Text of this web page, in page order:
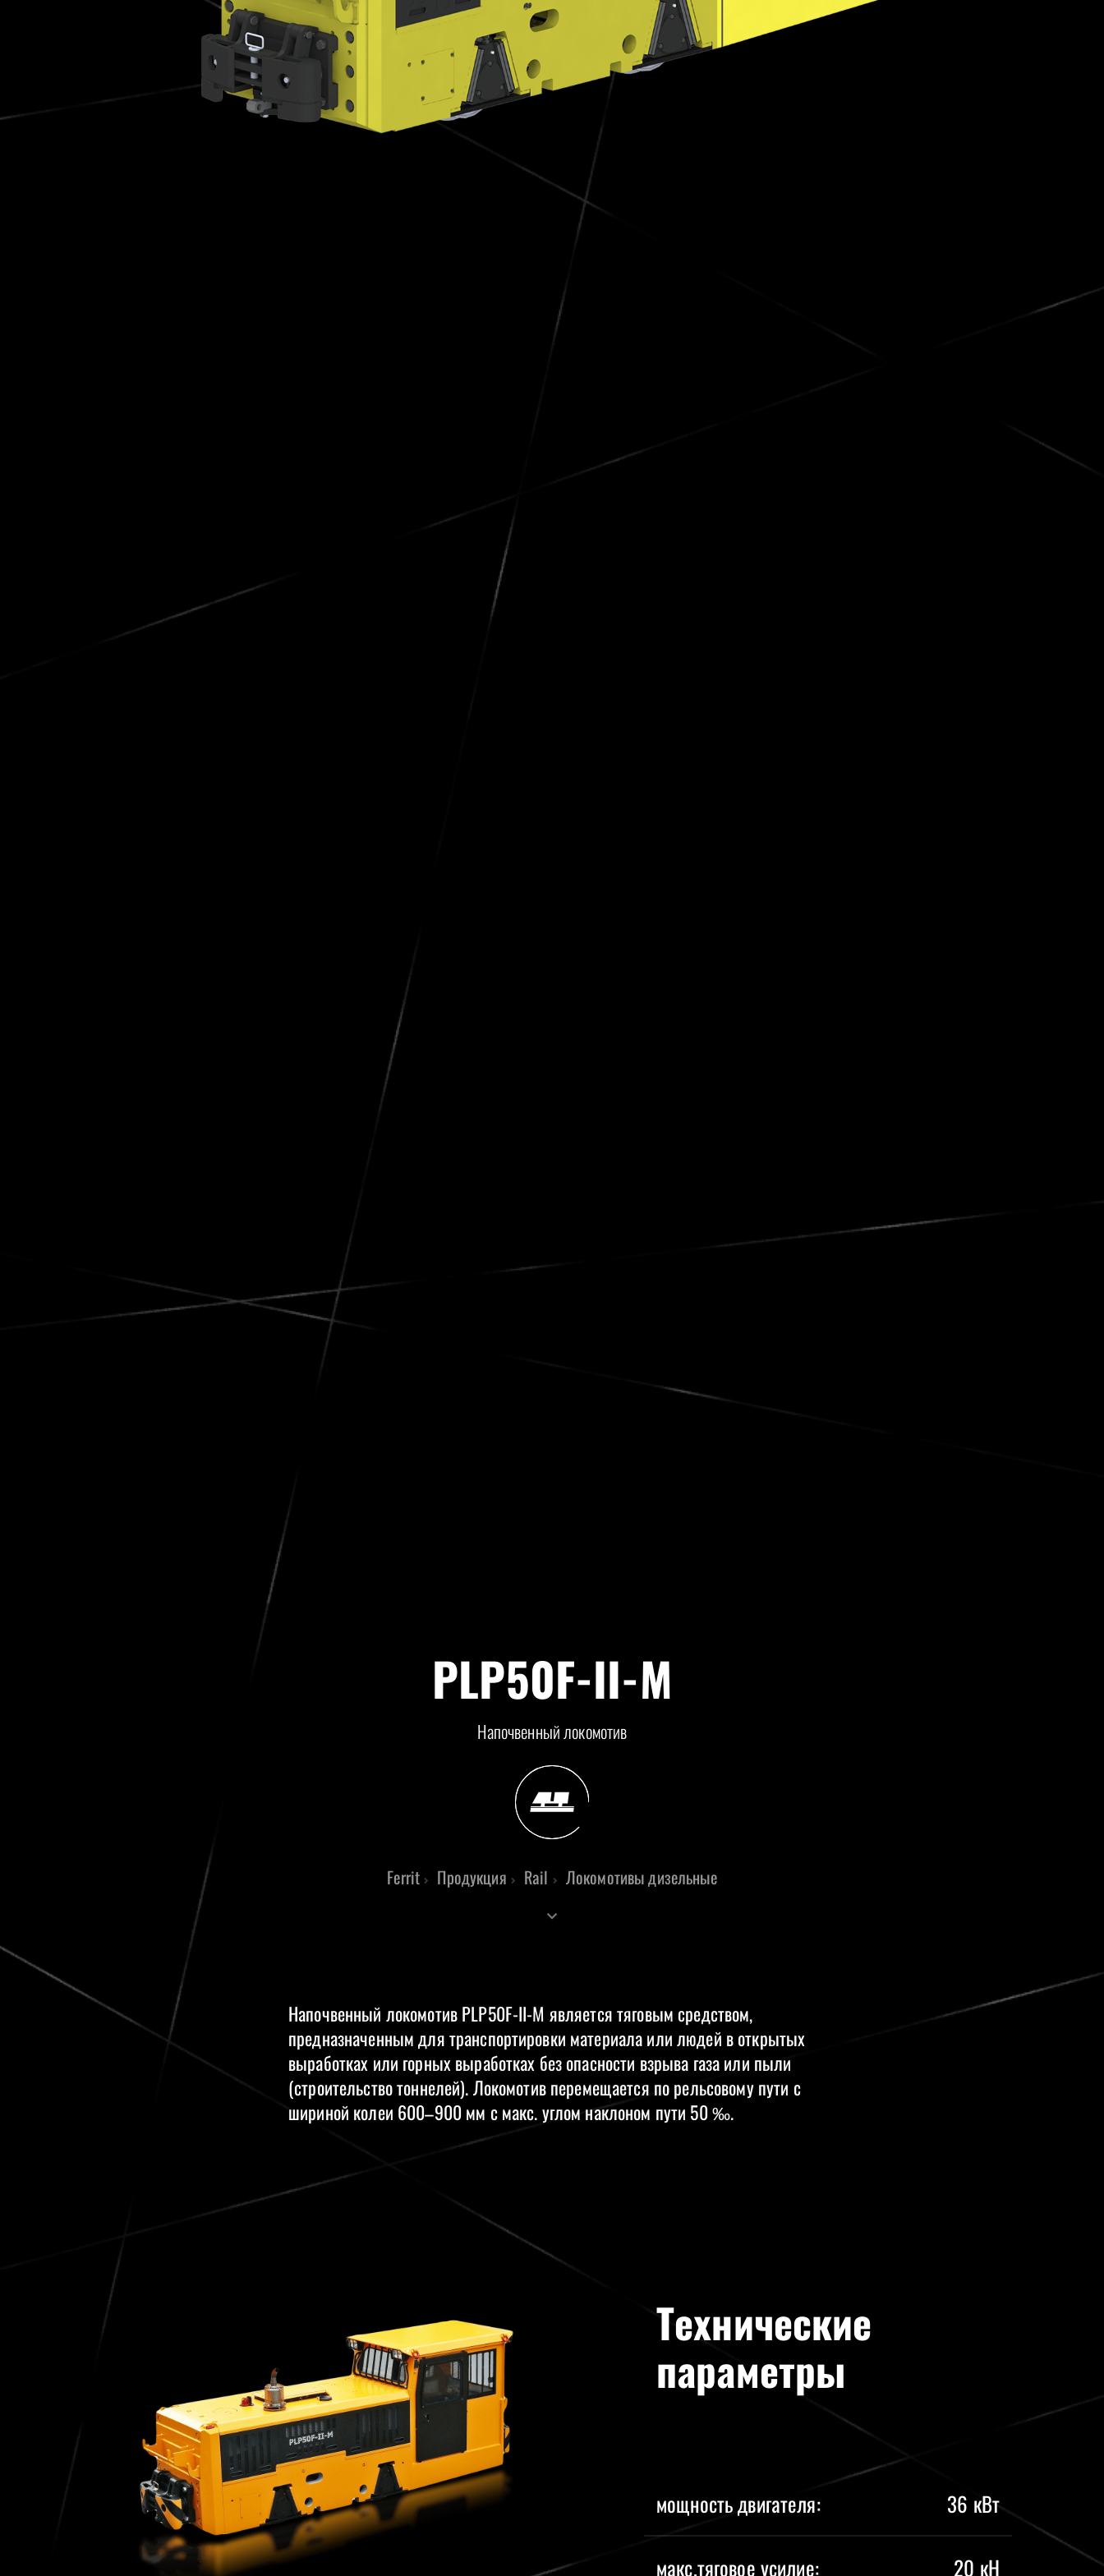
PLP50F-II-M
Напочвенный локомотив
Ferrit Продукция Rail Локомотивы дизельные
Напочвенный локомотив PLP50F-II-M является тяговым средством,
предназначенным для транспортировки материала или людей в открытых
выработках или горных выработках без опасности взрыва газа или пыли
(строительство тоннелей). Локомотив перемещается по рельсовому пути с
шириной колеи 600–900 мм с макс. углом наклоном пути 50 ‰.
Технические
параметры
мощность двигателя: 36 кВт
макс.тяговое усилие: 20 кН